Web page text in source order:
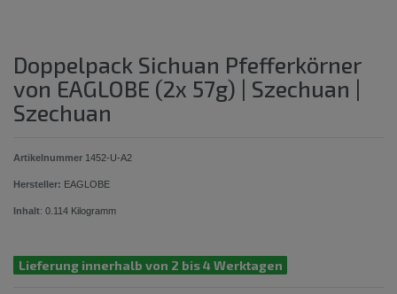
Doppelpack Sichuan Pfefferkörner
von EAGLOBE (2x 57g) | Szechuan |
Szechuan
Artikelnummer 1452-U-A2
Hersteller: EAGLOBE
Inhalt: 0.114 Kilogramm
Lieferung innerhalb von 2 bis 4 Werktagen